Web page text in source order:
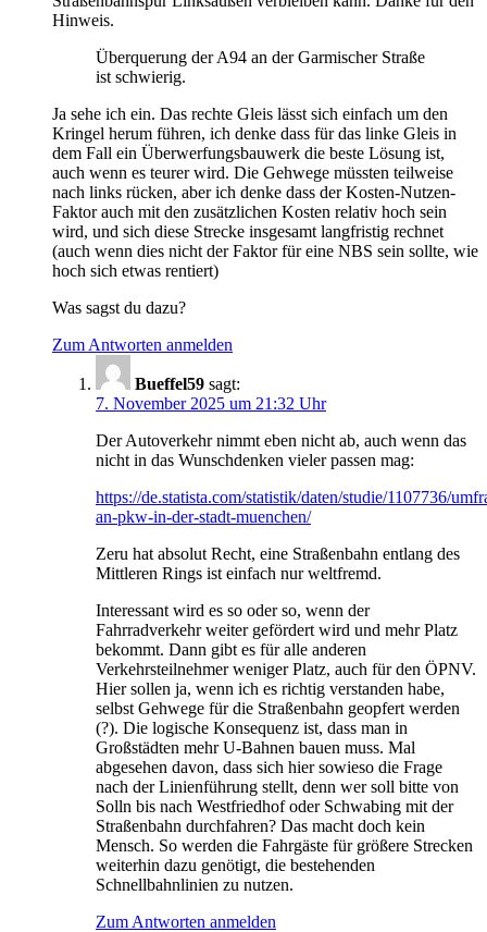
Hinweis.
Überquerung der A94 an der Garmischer Straße
ist schwierig.
Ja sehe ich ein. Das rechte Gleis lässt sich einfach um den
Kringel herum führen, ich denke dass für das linke Gleis in
dem Fall ein Überwerfungsbauwerk die beste Lösung ist,
auch wenn es teurer wird. Die Gehwege müssten teilweise
nach links rücken, aber ich denke dass der Kosten-Nutzen-
Faktor auch mit den zusätzlichen Kosten relativ hoch sein
wird, und sich diese Strecke insgesamt langfristig rechnet
(auch wenn dies nicht der Faktor für eine NBS sein sollte, wie
hoch sich etwas rentiert)
Was sagst du dazu?
Zum Antworten anmelden
Bueffel59 sagt:
7. November 2025 um 21:32 Uhr
Der Autoverkehr nimmt eben nicht ab, auch wenn das
nicht in das Wunschdenken vieler passen mag:
https://de.statista.com/statistik/daten/studie/1107736/
an-pkw-in-der-stadt-muenchen/
Zeru hat absolut Recht, eine Straßenbahn entlang des
Mittleren Rings ist einfach nur weltfremd.
Interessant wird es so oder so, wenn der
Fahrradverkehr weiter gefördert wird und mehr Platz
bekommt. Dann gibt es für alle anderen
Verkehrsteilnehmer weniger Platz, auch für den ÖPNV.
Hier sollen ja, wenn ich es richtig verstanden habe,
selbst Gehwege für die Straßenbahn geopfert werden
(?). Die logische Konsequenz ist, dass man in
Großstädten mehr U-Bahnen bauen muss. Mal
abgesehen davon, dass sich hier sowieso die Frage
nach der Linienführung stellt, denn wer soll bitte von
Solln bis nach Westfriedhof oder Schwabing mit der
Straßenbahn durchfahren? Das macht doch kein
Mensch. So werden die Fahrgäste für größere Strecken
weiterhin dazu genötigt, die bestehenden
Schnellbahnlinien zu nutzen.
Zum Antworten anmelden